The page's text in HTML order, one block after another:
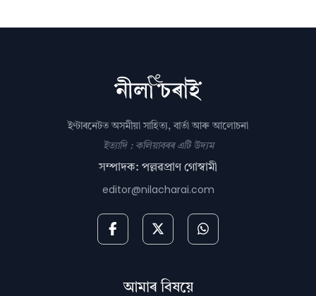
ইণ্টাৰনেটত অসমীয়া সাহিত্য, বাৰ্তা আৰু আলোচনা
ইত্যাদি : কলিয়াবৰৰ এটি উদ্যম
সম্পাদক: পল্লৱপ্ৰাণ গোস্বামী
editor@nilacharai.com
আমাৰ বিষয়ে